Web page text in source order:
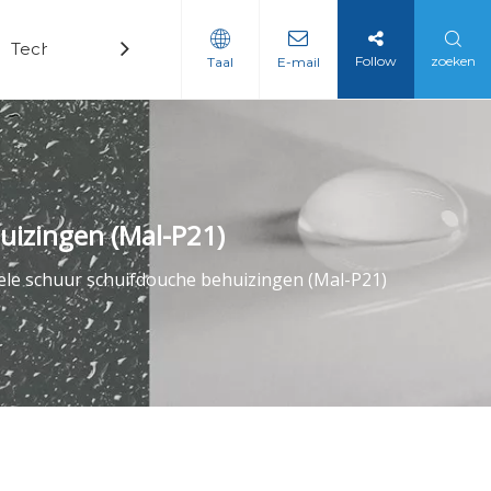
Technologie Nieuws Contact
Taal E-mail Follow zoeken
(Mal-P21)
schuur schuifdouche behuizingen (Mal-P21)